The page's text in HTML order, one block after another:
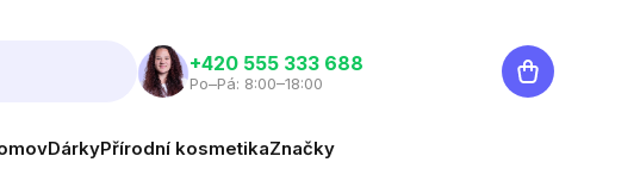
‭+420 555 333 688
Po–Pá: 8:00–18:00
Nákupní
košík
DárkyPřírodní kosmetikaZnačky